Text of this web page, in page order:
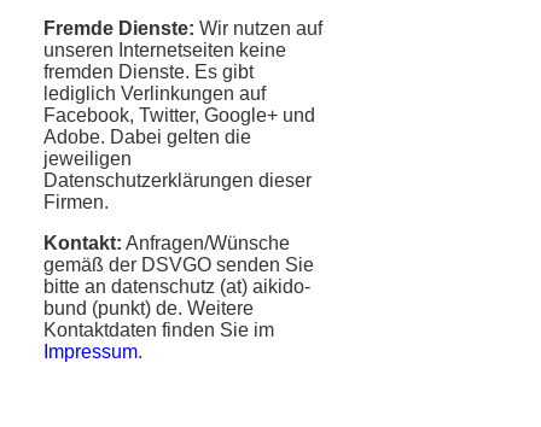
Fremde Dienste: Wir nutzen auf
unseren Internetseiten keine
fremden Dienste. Es gibt
lediglich Verlinkungen auf
Facebook, Twitter, Google+ und
Adobe. Dabei gelten die
jeweiligen
Datenschutzerklärungen dieser
Firmen.
Kontakt: Anfragen/Wünsche
gemäß der DSVGO senden Sie
bitte an datenschutz (at) aikido-
bund (punkt) de. Weitere
Kontaktdaten finden Sie im
Impressum.